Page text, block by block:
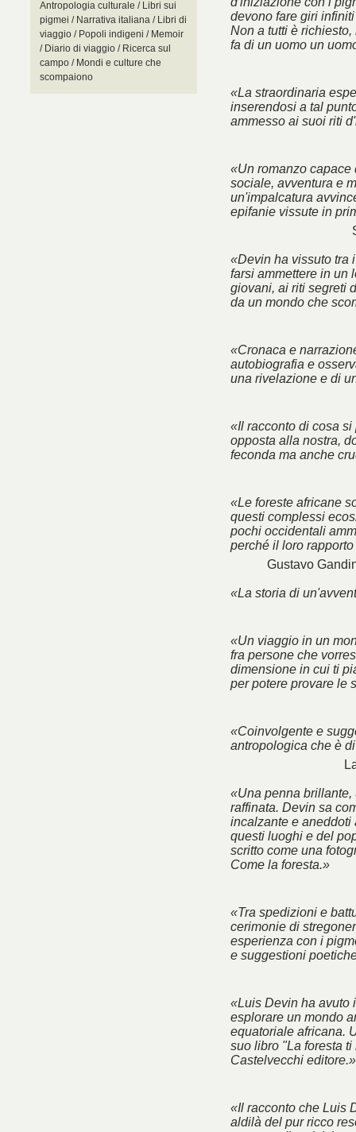
Antropologia culturale / Libri sui
pigmei / Narrativa italiana / Libri di
viaggio / Popoli indigeni / Memoir
/ Diario di viaggio / Ricerca sul
campo / Mondi e culture che
scompaiono
devono fare giri
Non a tutti è
fa di un uomo un
«La straordinaria
inserendosi a tal
ammesso ai suoi riti
«Un romanzo capace
sociale, avventura e
un'impalcatura
epifanie vissute in
«Devin ha vissuto tra
farsi ammettere in un
giovani, ai riti segreti
da un mondo che
«Cronaca e
autobiografia e
una rivelazione e di
«Il racconto di cosa
opposta alla nostra,
feconda ma anche
«Le foreste africane
questi complessi
pochi occidentali
perché il loro
Gustavo
«La storia di
«Un viaggio in un
fra persone che
dimensione in cui ti
per potere provare le
«Coinvolgente e
antropologica che è
«Una penna brillante,
raffinata. Devin sa
incalzante e aneddoti
questi luoghi e del
scritto come una
Come la foresta.»
«Tra spedizioni e
cerimonie di
esperienza con i
e suggestioni
«Luis Devin ha avuto
esplorare un mondo
equatoriale africana.
suo libro "La foresta
Castelvecchi editore.»
«Il racconto che Luis
aldilà del pur ricco